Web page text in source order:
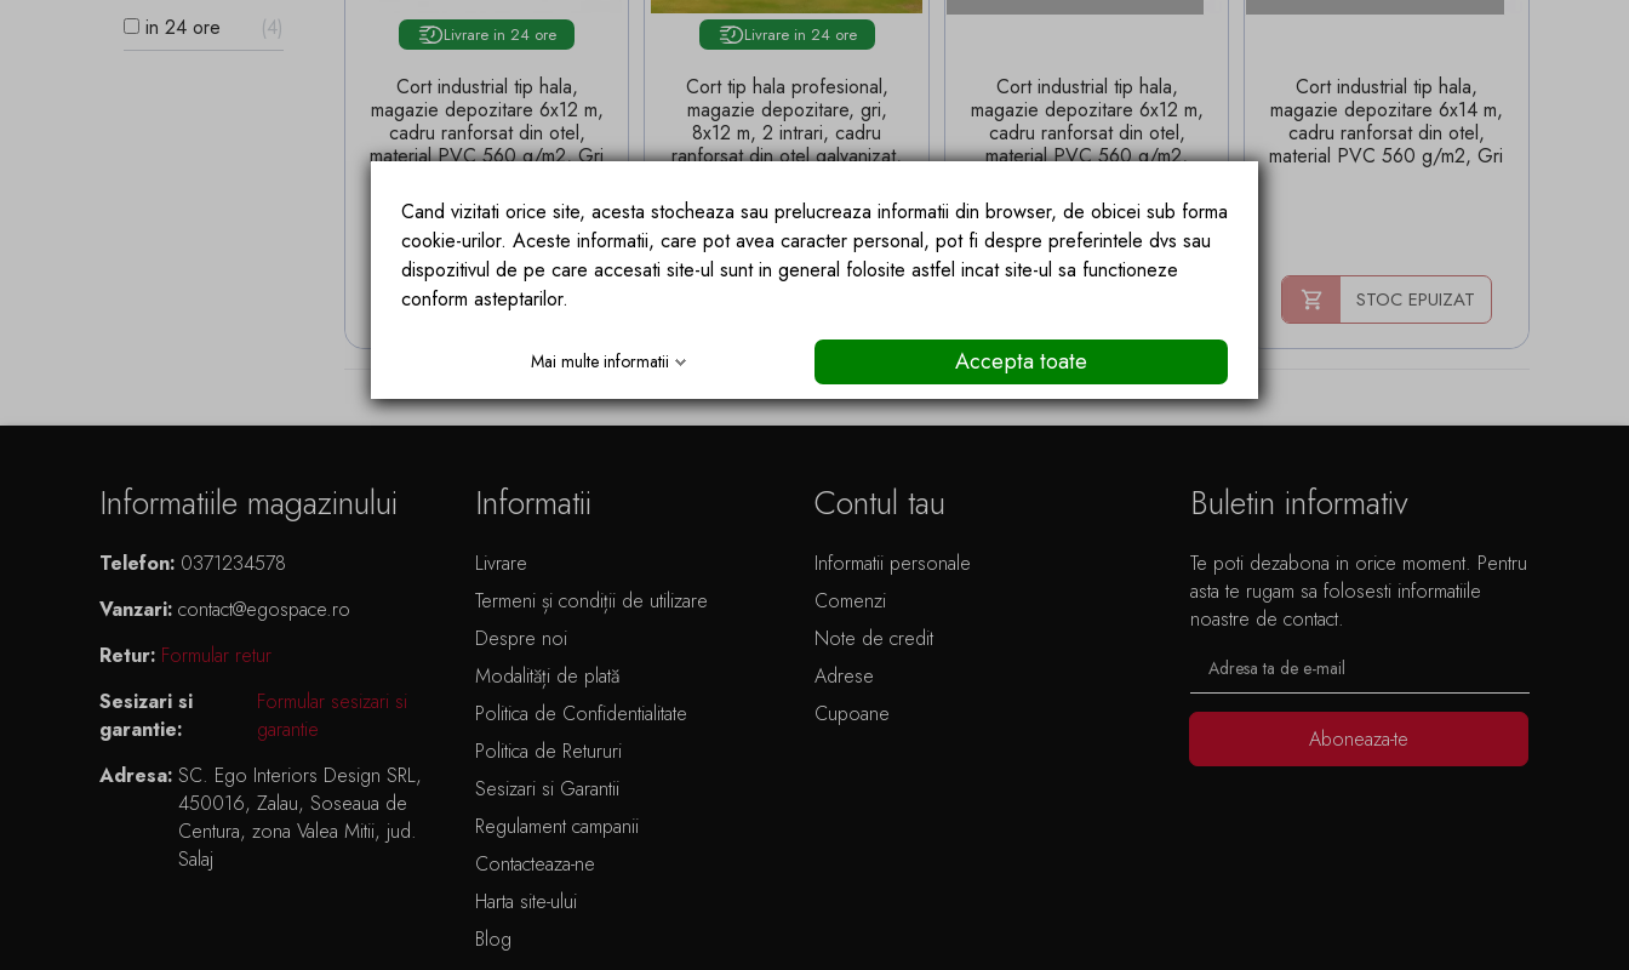
in 24 ore
4 Livrare in 24 ore
Cort industrial tip hala,
magazie depozitare 6x12 m,
cadru ranforsat din otel,
material PVC 560 g/m2, Gri
8.486,94 lei Pret de baza
9.607,40 lei
Economisesti1,120.46 lei
ADAUGA IN COS
Livrare in 24 ore
Cort tip hala profesional,
magazie depozitare, gri,
8x12 m, 2 intrari, cadru
ranforsat din otel galvanizat,
Pret
10.887,58 lei
Cort industrial tip hala,
magazie depozitare 6x12 m,
cadru ranforsat din otel,
material PVC 560 g/m2,
(1)
Cort industrial tip hala,
magazie depozitare 6x14 m,
cadru ranforsat din otel,
material PVC 560 g/m2, Gri
STOC EPUIZAT
Informatiile magazinului
Telefon: 0371234578
Vanzari: contact@egospace.ro
Retur: Formular retur
Sesizari si
garantie:
Formular sesizari si
garantie
Adresa: SC. Ego Interiors Design SRL,
450016, Zalau, Soseaua de
Centura, zona Valea Mitii, jud.
Salaj
Informatii
Livrare
Termeni și condiții de utilizare
Despre noi
Modalități de plată
Politica de Confidentialitate
Politica de Retururi
Sesizari si Garantii
Regulament campanii
Contacteaza-ne
Harta site-ului
Blog
Contul tau
Informatii personale
Comenzi
Note de credit
Adrese
Cupoane
Buletin informativ
Te poti dezabona in orice moment. Pentru
asta te rugam sa folosesti informatiile
noastre de contact.
Aboneaza-te
Cand vizitati orice site, acesta stocheaza sau prelucreaza informatii din browser, de obicei sub forma
cookie-urilor. Aceste informatii, care pot avea caracter personal, pot fi despre preferintele dvs sau
dispozitivul de pe care accesati site-ul sunt in general folosite astfel incat site-ul sa functioneze
conform asteptarilor.
Mai multe informatii Accepta toate